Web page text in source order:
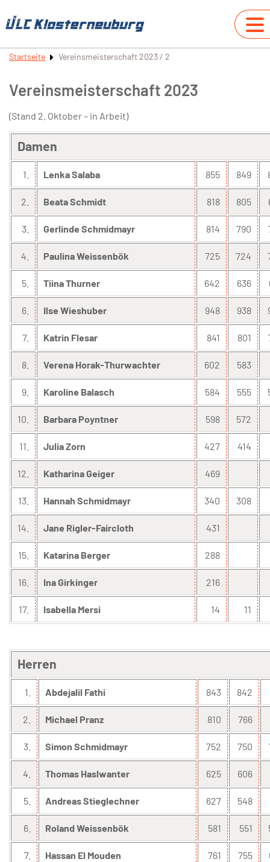
Startseite Vereinsmeisterschaft 2023 / 2
Vereinsmeisterschaft 2023
(Stand 2. Oktober – in Arbeit)
Damen
1. Lenka Salaba 855 849
2. Beata Schmidt 818 805
3. Gerlinde Schmidmayr 814 790
4. Paulina Weissenbök 725 724
5. Tiina Thurner 642 636
6. Ilse Wieshuber 948 938
7. Katrin Flesar 841 801
8. Verena Horak-Thurwachter 602 583
9. Karoline Balasch 584 555
10. Barbara Poyntner 598 572
11. Julia Zorn 427 414
12. Katharina Geiger 469
13. Hannah Schmidmayr 340 308
14. Jane Rigler-Faircloth 431
15. Katarina Berger 288
16. Ina Girkinger 216
17. Isabella Mersi 14 11
Herren
1. Abdejalil Fathi 843 842
2. Michael Pranz 810 766
3. Simon Schmidmayr 752 750
4. Thomas Haslwanter 625 606
5. Andreas Stieglechner 627 548
6. Roland Weissenbök 581 551
7. Hassan El Mouden 761 755